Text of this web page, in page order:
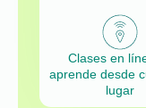
Clases en
aprende desde
lugar